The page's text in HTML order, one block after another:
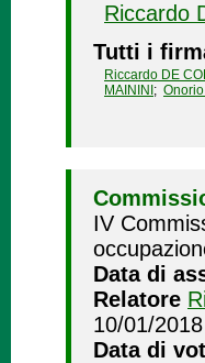
Riccardo
Tutti i
Riccardo DE
MAININI ;
IV
Data di
Relatore
10/01/2018
Data di